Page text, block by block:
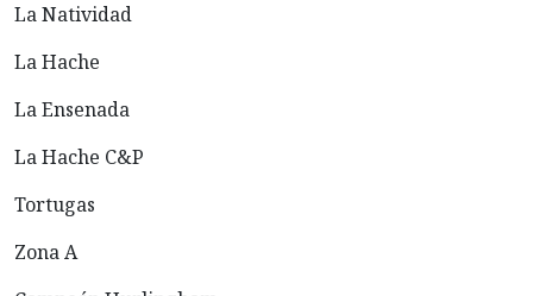
La Natividad
La Hache
La Ensenada
La Hache C&P
Tortugas
Zona A